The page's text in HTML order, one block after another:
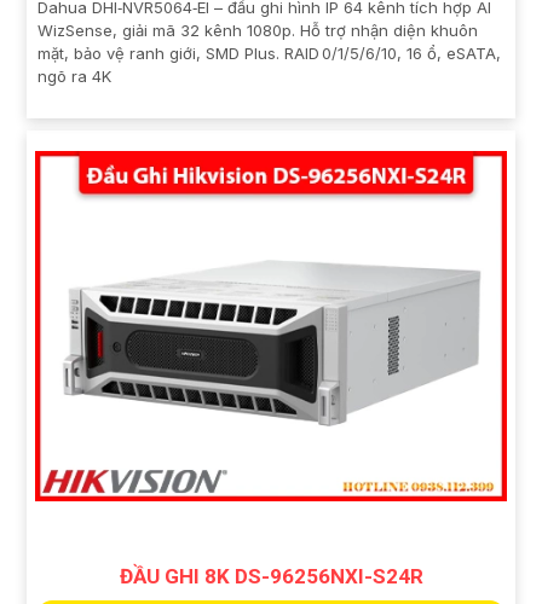
Dahua DHI‑NVR5064‑EI – đầu ghi hình IP 64 kênh tích hợp AI
WizSense, giải mã 32 kênh 1080p. Hỗ trợ nhận diện khuôn
mặt, bảo vệ ranh giới, SMD Plus. RAID 0/1/5/6/10, 16 ổ, eSATA,
ngõ ra 4K
ĐẦU GHI 8K DS-96256NXI-S24R